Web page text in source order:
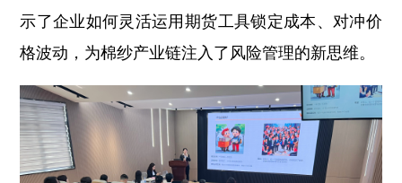
示了企业如何灵活运用期货工具锁定成本、对冲价
格波动，为棉纱产业链注入了风险管理的新思维。